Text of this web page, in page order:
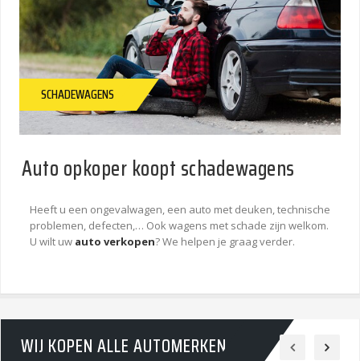
SCHADEWAGENS
Auto opkoper koopt schadewagens
Heeft u een ongevalwagen, een auto met deuken, technische
problemen, defecten,… Ook wagens met schade zijn welkom.
U wilt uw auto verkopen? We helpen je graag verder.
WIJ KOPEN ALLE AUTOMERKEN